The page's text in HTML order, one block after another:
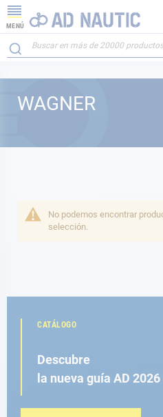
MENÚ
WAGNER
No podemos encontrar
selección.
CATÁLOGO
Descubre
la nueva guía AD 2026